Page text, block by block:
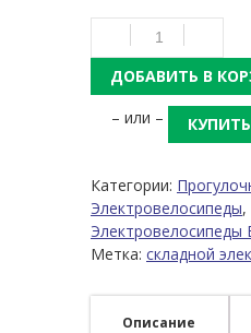
УБ.
ДОБАВИТЬ В
– или –
Категории:
Электровелосипеды,
Электровелосипеды
Метка: складной
Описание